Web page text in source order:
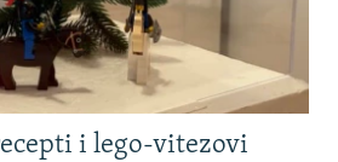
i lego-vitezovi